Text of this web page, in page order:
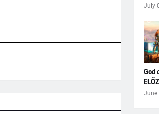
July
God
June